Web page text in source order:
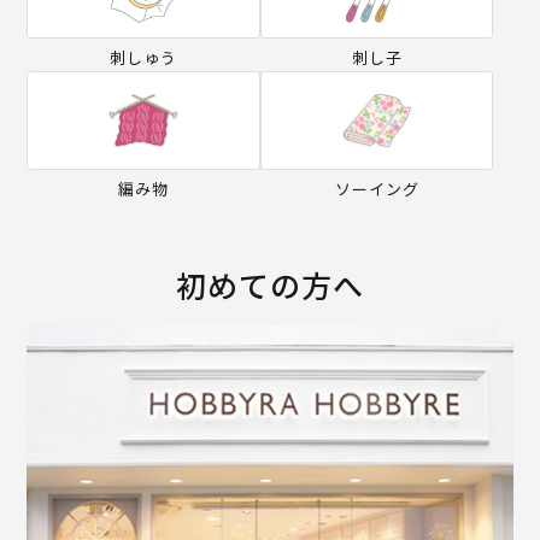
刺しゅう 刺し子
編み物 ソーイング
初めての方へ